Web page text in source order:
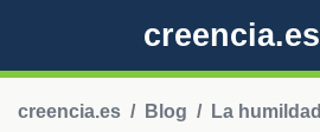
creencia.es
creencia.es Blog La humildad